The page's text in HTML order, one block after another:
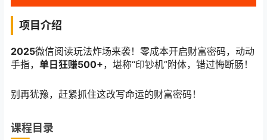
项目介绍
2025微信阅读玩法炸场来袭！零成本开启财富密码，动动
手指， 单日狂赚500+，堪称“印钞机”附体，错过悔断肠！
别再犹豫，赶紧抓住这改写命运的财富密码！
课程目录